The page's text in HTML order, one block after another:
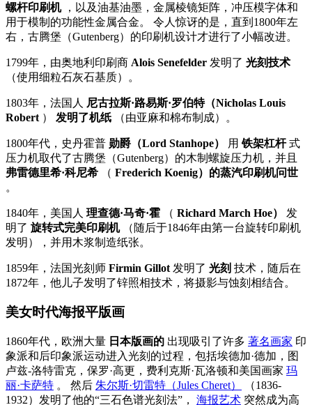
螺杆印刷机，以及油基油墨，金属棱镜矩阵，冲压模字体和
用于模制的功能性金属合金。 令人惊讶的是，直到1800年左
右，古腾堡（Gutenberg）的印刷机设计才进行了小幅改进。
1799年，由奥地利印刷商 Alois Senefelder 发明了 光刻技术
（使用细粒石灰石基质）。
1803年，法国人 尼古拉斯·路易斯·罗伯特（Nicholas Louis
Robert ） 发明了机纸 （由亚麻和棉布制成）。
1800年代，史丹霍普 勋爵（Lord Stanhope） 用 铁架杠杆式
压力机取代了古腾堡（Gutenberg）的木制螺旋压力机，并且
弗雷德里希·科尼希 （ Frederich Koenig）的蒸汽印刷机问世
。
1840年，美国人 理查德·马奇·霍 （ Richard March Hoe）
发
明了 旋转式完美印刷机（随后于1846年由第一台旋转印刷机
发明），并用木浆制造纸张。
1859年，法国光刻师 Firmin Gillot 发明了 光刻 技术，随后在
1872年，他儿子发明了锌照相技术，将摄影与蚀刻相结合。
美女时代海报平版画
1860年代，欧洲大量 日本版画的 出现吸引了许多 著名画家 印
象派和后印象派运动进入光刻的过程，包括埃德加·德加，图
卢兹-洛特雷克，保罗·高更，费利克斯·瓦洛顿和美国画家 玛
丽·卡萨特 。 然后 朱尔斯·切雷特（Jules Cheret）
（1836-
1932）发明了他的“三石色谱光刻法”， 海报艺术 突然成为高